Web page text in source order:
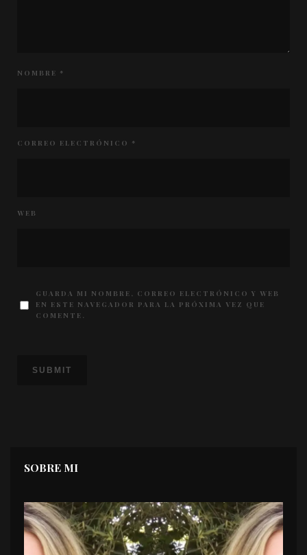
NOMBRE *
CORREO ELECTRÓNICO *
WEB
GUARDA MI NOMBRE, CORREO ELECTRÓNICO Y WEB
EN ESTE NAVEGADOR PARA LA PRÓXIMA VEZ QUE
COMENTE.
SOBRE MI